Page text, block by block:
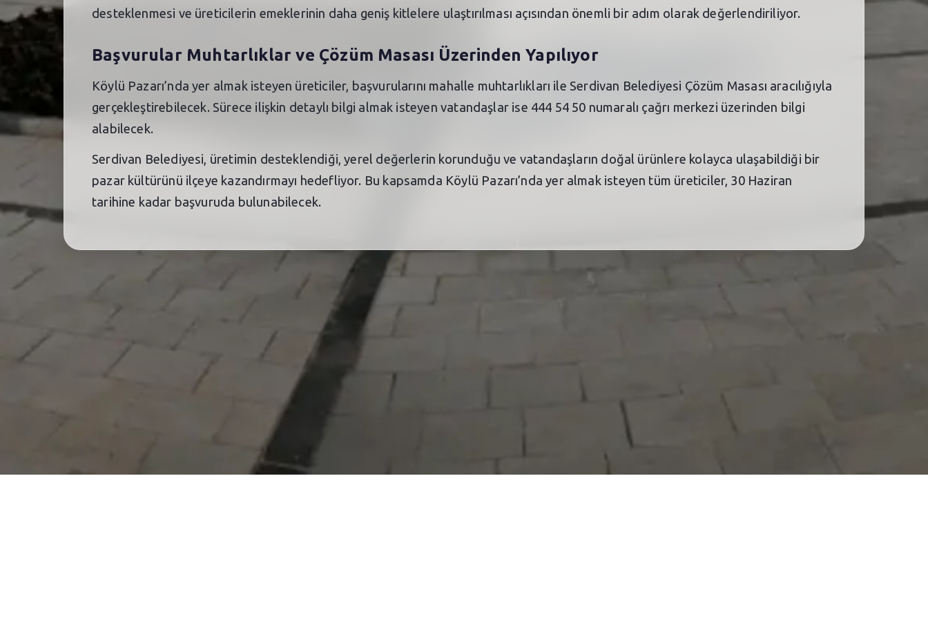
desteklenmesi ve üreticilerin emeklerinin daha geniş kitlelere ulaştırılması açısından önemli bir adım olarak değerlendiriliyor.
Başvurular Muhtarlıklar ve Çözüm Masası Üzerinden Yapılıyor
Köylü Pazarı’nda yer almak isteyen üreticiler, başvurularını mahalle muhtarlıkları ile Serdivan Belediyesi Çözüm Masası aracılığıyla
gerçekleştirebilecek. Sürece ilişkin detaylı bilgi almak isteyen vatandaşlar ise 444 54 50 numaralı çağrı merkezi üzerinden bilgi
alabilecek.
Serdivan Belediyesi, üretimin desteklendiği, yerel değerlerin korunduğu ve vatandaşların doğal ürünlere kolayca ulaşabildiği bir
pazar kültürünü ilçeye kazandırmayı hedefliyor. Bu kapsamda Köylü Pazarı’nda yer almak isteyen tüm üreticiler, 30 Haziran
tarihine kadar başvuruda bulunabilecek.